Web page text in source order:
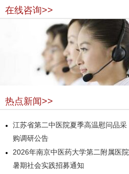
在线咨询>>
热点新闻>>
江苏省第二中医院夏季高温慰问品采
购调研公告
2026年南京中医药大学第二附属医院
暑期社会实践招募通知